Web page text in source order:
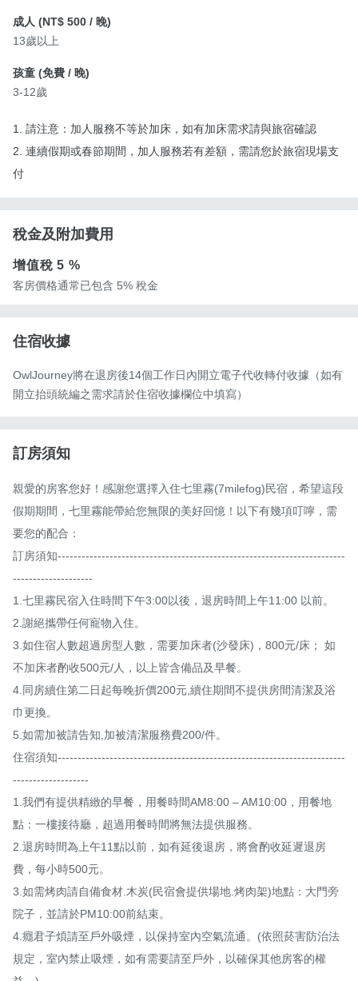
成人 (NT$ 500 / 晚)
13歲以上
孩童 (免費 / 晚)
3-12歲
1. 請注意：加人服務不等於加床，如有加床需求請與旅宿確認
2. 連續假期或春節期間，加人服務若有差額，需請您於旅宿現場支
付
稅金及附加費用
增值稅5 %
客房價格通常已包含 5% 稅金
住宿收據
OwlJourney將在退房後14個工作日內開立電子代收轉付收據（如有
開立抬頭統編之需求請於住宿收據欄位中填寫）
訂房須知
親愛的房客您好！感謝您選擇入住七里霧(7milefog)民宿，希望這段
假期期間，七里霧能帶給您無限的美好回憶！以下有幾項叮嚀，需
要您的配合：
訂房須知------------------------------------------------------------------------
--------------------
1.七里霧民宿入住時間下午3:00以後，退房時間上午11:00 以前。
2.謝絕攜帶任何寵物入住。
3.如住宿人數超過房型人數，需要加床者(沙發床)，800元/床； 如
不加床者酌收500元/人，以上皆含備品及早餐。
4.同房續住第二日起每晚折價200元,續住期間不提供房間清潔及浴
巾更換。
5.如需加被請告知,加被清潔服務費200/件。
住宿須知------------------------------------------------------------------------
-------------------
1.我們有提供精緻的早餐，用餐時間AM8:00 – AM10:00，用餐地
點：一樓接待廳，超過用餐時間將無法提供服務。
2.退房時間為上午11點以前，如有延後退房，將會酌收延遲退房
費，每小時500元。
3.如需烤肉請自備食材.木炭(民宿會提供場地.烤肉架)地點：大門旁
院子，並請於PM10:00前結束。
4.癮君子煩請至戶外吸煙，以保持室內空氣流通。(依照菸害防治法
規定，室內禁止吸煙，如有需要請至戶外，以確保其他房客的權